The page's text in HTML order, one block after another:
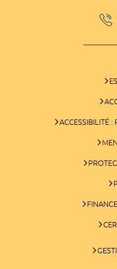
ACCESSIBILITÉ